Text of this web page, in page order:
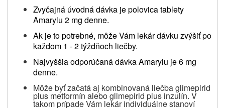
Zvyčajná úvodná dávka je polovica tablety
Amarylu 2 mg denne.
Ak je to potrebné, môže Vám lekár dávku zvýšiť po
každom 1 - 2 týždňoch liečby.
Najvyššia odporúčaná dávka Amarylu je 6 mg
denne.
Môže byť začatá aj kombinovaná liečba glimepirid
plus metformín alebo glimepirid plus inzulín. V
takom prípade Vám lekár individuálne stanoví